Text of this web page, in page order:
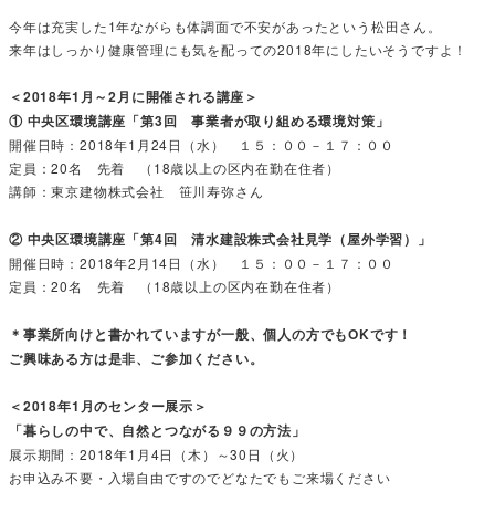
今年は充実した1年ながらも体調面で不安があったという松田さん。
来年はしっかり健康管理にも気を配っての2018年にしたいそうですよ！
＜2018年1月～2月に開催される講座＞
① 中央区環境講座「第3回 事業者が取り組める環境対策」
開催日時：2018年1月24日（水） １５：００－１７：００
定員：20名 先着 （18歳以上の区内在勤在住者）
講師：東京建物株式会社 笹川寿弥さん
② 中央区環境講座「第4回 清水建設株式会社見学（屋外学習）」
開催日時：2018年2月14日（水） １５：００－１７：００
定員：20名 先着 （18歳以上の区内在勤在住者）
＊事業所向けと書かれていますが一般、個人の方でもOKです！
ご興味ある方は是非、ご参加ください。
＜2018年1月のセンター展示＞
「暮らしの中で、自然とつながる９９の方法」
展示期間：2018年1月4日（木）～30日（火）
お申込み不要・入場自由ですのでどなたでもご来場ください